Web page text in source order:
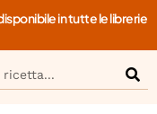
in tutte le librerie